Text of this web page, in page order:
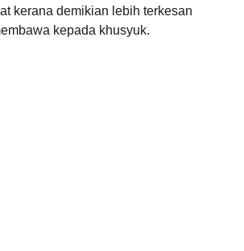
kerana demikian lebih terkesan
kepada khusyuk.